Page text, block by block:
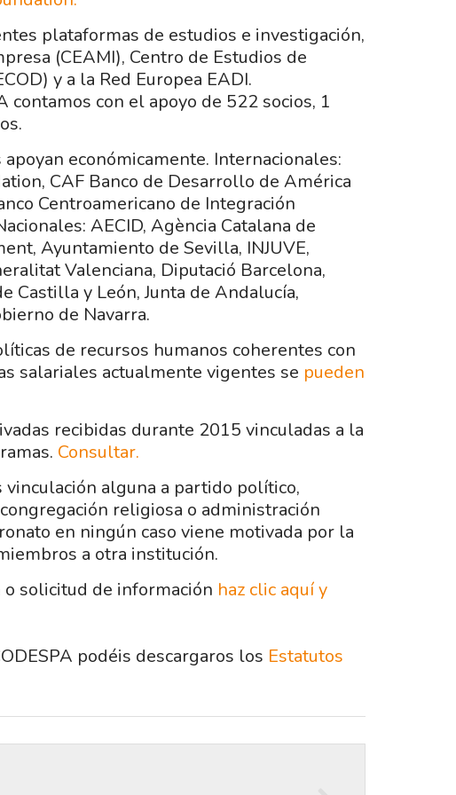
plataformas de estudios e investigación,
(CEAMI), Centro de Estudios de
y a la Red Europea EADI.
contamos con el apoyo de 522 socios, 1
económicamente. Internacionales:
CAF Banco de Desarrollo de América
Centroamericano de Integración
AECID, Agència Catalana de
Ayuntamiento de Sevilla, INJUVE,
Valenciana, Diputació Barcelona,
Castilla y León, Junta de Andalucía,
de Navarra.
de recursos humanos coherentes con
salariales actualmente vigentes se pueden
recibidas durante 2015 vinculadas a la
Consultar.
vinculación alguna a partido político,
religiosa o administración
en ningún caso viene motivada por la
a otra institución.
o solicitud de información haz clic aquí y
podéis descargaros los Estatutos